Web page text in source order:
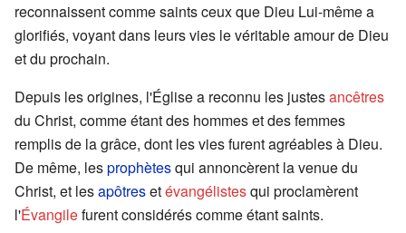
reconnaissent comme saints ceux que Dieu Lui-même a
glorifiés, voyant dans leurs vies le véritable amour de Dieu
et du prochain.
Depuis les origines, l'Église a reconnu les justesancêtres
du Christ, comme étant des hommes et des femmes
remplis de la grâce, dont les vies furent agréables à Dieu.
De même, lesprophètesqui annoncèrent la venue du
Christ, et lesapôtresetévangélistesqui proclamèrent
l'Évangilefurent considérés comme étant saints.